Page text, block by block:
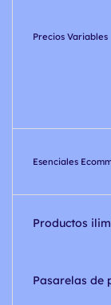
Precios Variables
Esenciales
Productos
Pasarelas de